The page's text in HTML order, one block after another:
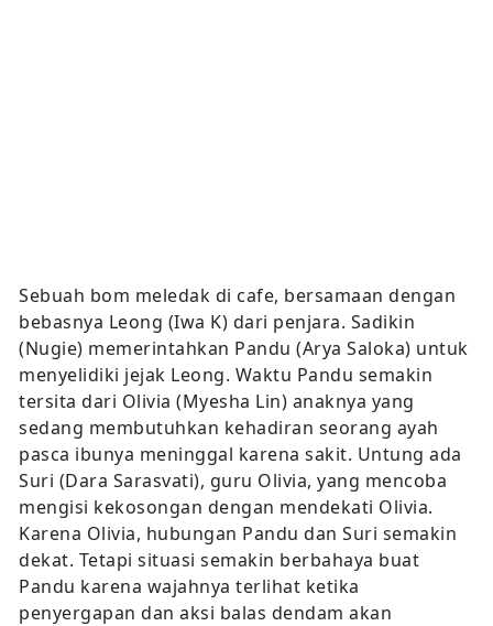
Sebuah bom meledak di cafe, bersamaan dengan
bebasnya Leong (Iwa K) dari penjara. Sadikin
(Nugie) memerintahkan Pandu (Arya Saloka) untuk
menyelidiki jejak Leong. Waktu Pandu semakin
tersita dari Olivia (Myesha Lin) anaknya yang
sedang membutuhkan kehadiran seorang ayah
pasca ibunya meninggal karena sakit. Untung ada
Suri (Dara Sarasvati), guru Olivia, yang mencoba
mengisi kekosongan dengan mendekati Olivia.
Karena Olivia, hubungan Pandu dan Suri semakin
dekat. Tetapi situasi semakin berbahaya buat
Pandu karena wajahnya terlihat ketika
penyergapan dan aksi balas dendam akan